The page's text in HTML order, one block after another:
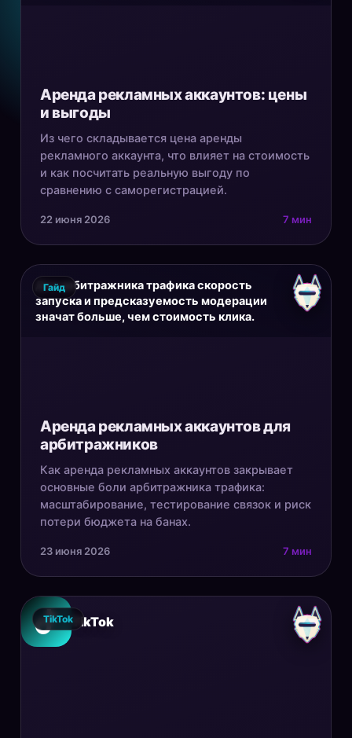
Аренда рекламных аккаунтов: цены
и выгоды
Из чего складывается цена аренды
рекламного аккаунта, что влияет на стоимость
и как посчитать реальную выгоду по
сравнению с саморегистрацией.
22 июня 2026 7 мин
Для арбитражника трафика скорость
запуска и предсказуемость модерации
значат больше, чем стоимость клика.
Гайд
Аренда рекламных аккаунтов для
арбитражников
Как аренда рекламных аккаунтов закрывает
основные боли арбитражника трафика:
масштабирование, тестирование связок и риск
потери бюджета на банах.
23 июня 2026 7 мин
TikTok
TikTok